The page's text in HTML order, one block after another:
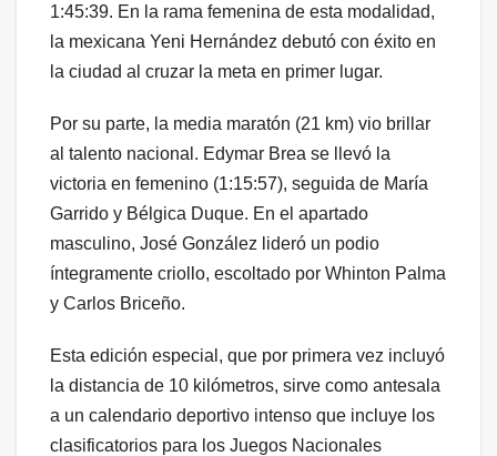
1:45:39. En la rama femenina de esta modalidad,
la mexicana Yeni Hernández debutó con éxito en
la ciudad al cruzar la meta en primer lugar.
Por su parte, la media maratón (21 km) vio brillar
al talento nacional. Edymar Brea se llevó la
victoria en femenino (1:15:57), seguida de María
Garrido y Bélgica Duque. En el apartado
masculino, José González lideró un podio
íntegramente criollo, escoltado por Whinton Palma
y Carlos Briceño.
Esta edición especial, que por primera vez incluyó
la distancia de 10 kilómetros, sirve como antesala
a un calendario deportivo intenso que incluye los
clasificatorios para los Juegos Nacionales